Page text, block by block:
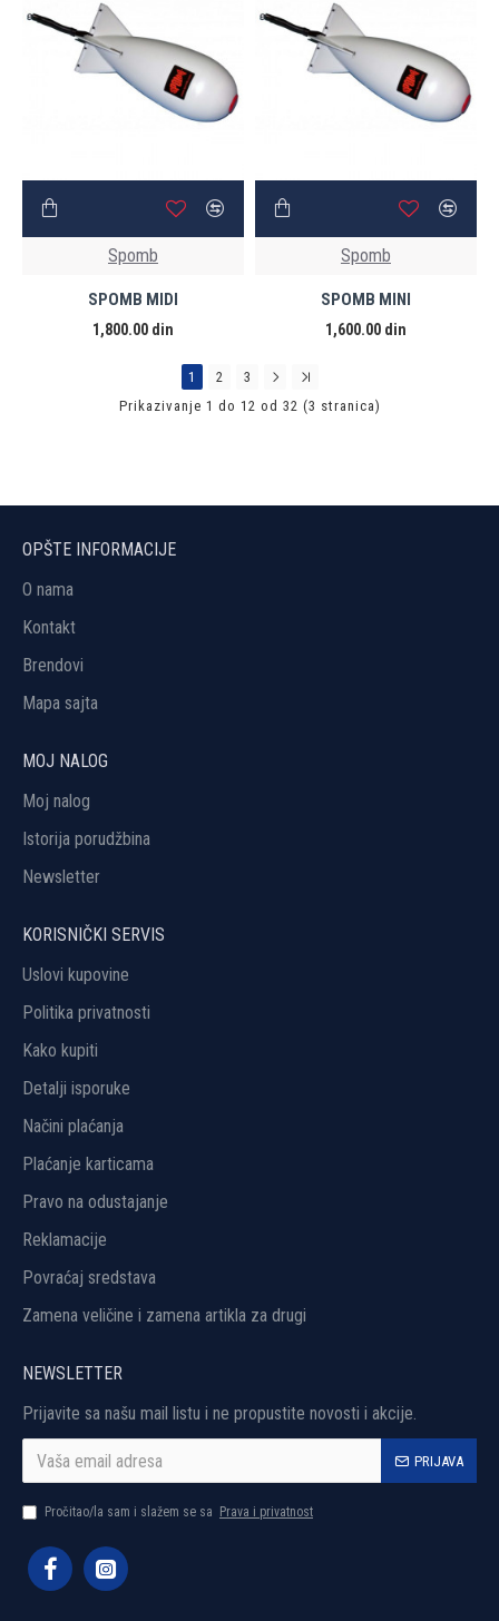
Spomb
SPOMB MIDI
1,800.00 din
Spomb
SPOMB MINI
1,600.00 din
1 2
3
Prikazivanje 1 do 12 od 32 (3 stranica)
OPŠTE INFORMACIJE
O nama
Kontakt
Brendovi
Mapa sajta
MOJ NALOG
Moj nalog
Istorija porudžbina
Newsletter
KORISNIČKI SERVIS
Uslovi kupovine
Politika privatnosti
Kako kupiti
Detalji isporuke
Načini plaćanja
Plaćanje karticama
Pravo na odustajanje
Reklamacije
Povraćaj sredstava
Zamena veličine i zamena artikla za drugi
NEWSLETTER
Prijavite sa našu mail listu i ne propustite novosti i akcije.
PRIJAVA
Pročitao/la sam i slažem se sa Prava i privatnost